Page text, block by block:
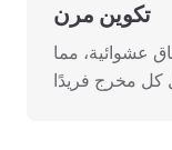
تكوين مرن
عشوائية، مما
كل مخرج فريدًا